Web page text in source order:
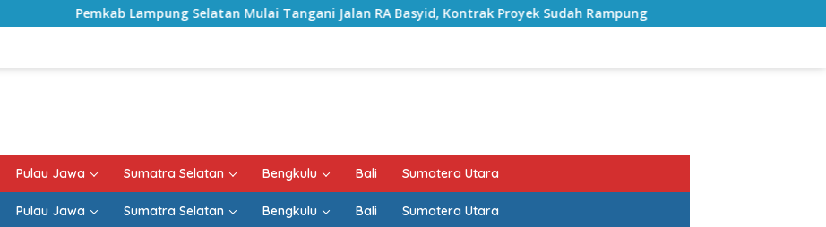
Pemkab Lampung Selatan Mulai Tangani Jalan RA Basyid, Kontrak Proyek Sudah Rampung Bulan Kemerdekaan, Bupati
Pulau Jawa Sumatra Selatan Bengkulu Bali Sumatera Utara
Pulau Jawa Sumatra Selatan Bengkulu Bali Sumatera Utara